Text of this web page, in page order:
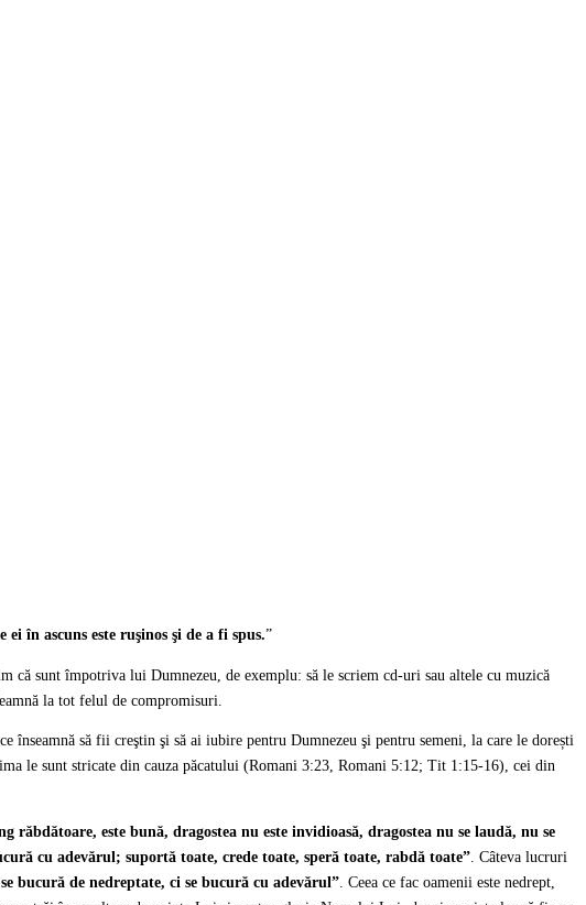
în ascuns este ruşinos şi de a fi spus.”
sunt împotriva lui Dumnezeu, de exemplu: să le scriem cd-uri sau altele cu muzică
la tot felul de compromisuri.
să fii creştin şi să ai iubire pentru Dumnezeu şi pentru semeni, la care le dorești
le sunt stricate din cauza păcatului (Romani 3:23, Romani 5:12; Tit 1:15-16), cei din
răbdătoare, este bună, dragostea nu este invidioasă, dragostea nu se laudă, nu se
cu adevărul; suportă toate, crede toate, speră toate, rabdă toate” . Câteva lucruri
bucură de nedreptate, ci se bucură cu adevărul” . Ceea ce fac oamenii este nedrept,